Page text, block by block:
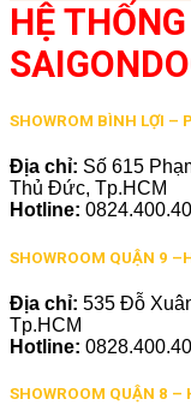
HỆ
SHOWROM BÌNH LỢI –
Địa chỉ: Số 615
Thủ Đức, Tp.HCM
Hotline:
SHOWROOM QUẬN 9
Địa chỉ: 535 Đỗ
Tp.HCM
Hotline:
SHOWROOM QUẬN 8 –